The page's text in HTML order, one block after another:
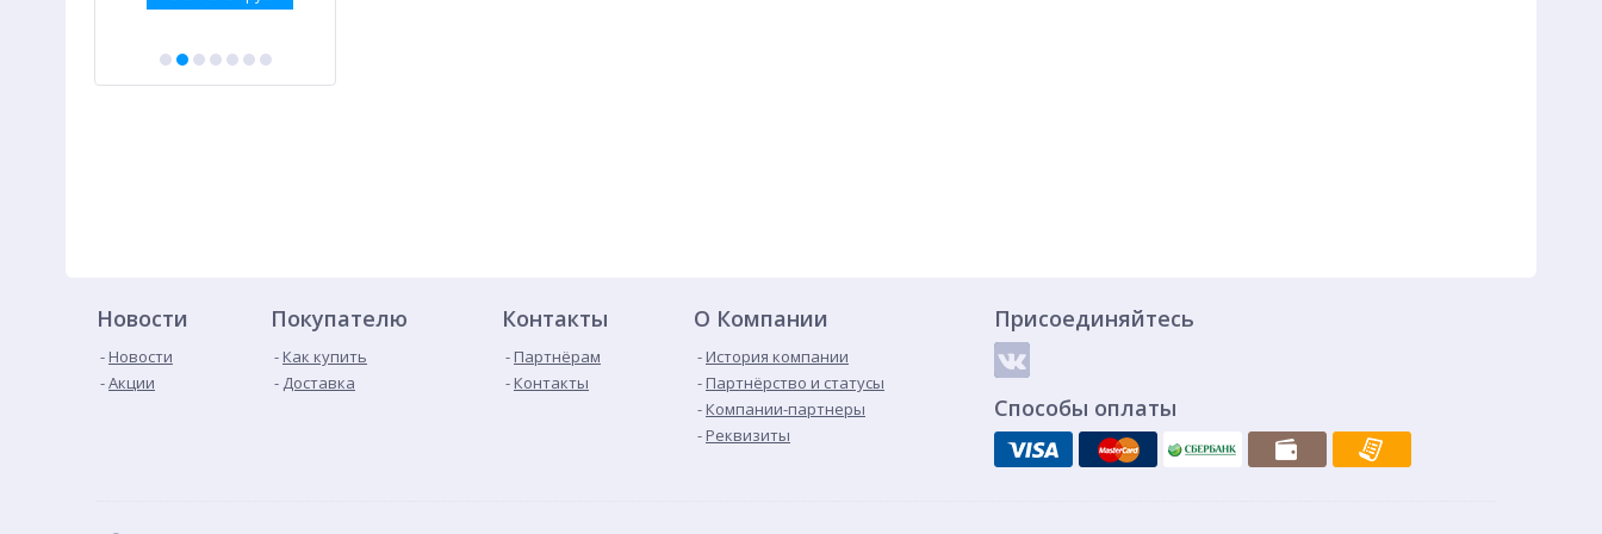
Новости
Новости
Акции
Покупателю
Как купить
Доставка
Контакты
Партнёрам
Контакты
О Компании
История компании
Партнёрство и статусы
Компании-партнеры
Реквизиты
Присоединяйтесь
Способы оплаты